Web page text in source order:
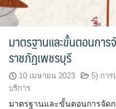
มาตรฐานและขั้นตอนกา
ราชภัฏเพชรบุรี
10 เมษายน 2023 5) การ
บริการ
มาตรฐานและขั้นตอนการจัดก